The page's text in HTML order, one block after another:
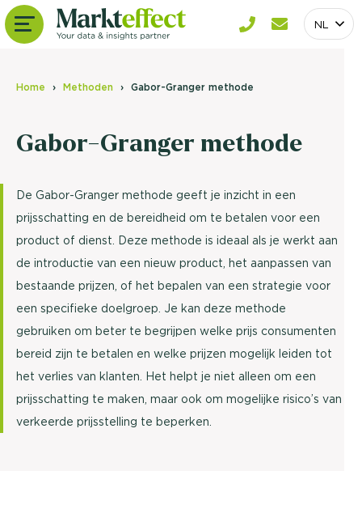
NL
Home Methoden Gabor-Granger methode
Gabor-Granger methode
De Gabor-Granger methode geeft je inzicht in een
prijsschatting en de bereidheid om te betalen voor een
product of dienst. Deze methode is ideaal als je werkt aan
de introductie van een nieuw product, het aanpassen van
bestaande prijzen, of het bepalen van een strategie voor
een specifieke doelgroep. Je kan deze methode
gebruiken om beter te begrijpen welke prijs consumenten
bereid zijn te betalen en welke prijzen mogelijk leiden tot
het verlies van klanten. Het helpt je niet alleen om een
prijsschatting te maken, maar ook om mogelijke risico’s van
verkeerde prijsstelling te beperken.